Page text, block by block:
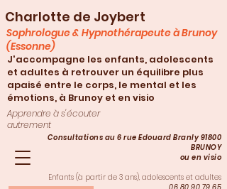
Charlotte de Joybert
Consultations au 6 rue Edouard Branly 91800
BRUNOY
ou en visio
Enfants (à partir de 3 ans), adolescents et adultes
Apprendre à s'écouter
autrement
Sophrologue & Hypnothérapeute à Brunoy
(Essonne)
J'accompagne les enfants, adolescents
et adultes à retrouver un équilibre plus
apaisé entre le corps, le mental et les
émotions, à Brunoy et en visio